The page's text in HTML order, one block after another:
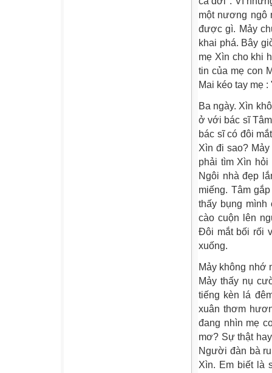
một nương ngô
được gì. Mảy
khai phá. Bây
mẹ Xìn cho khi
tin của mẹ con
Mai kéo tay mẹ
Ba ngày. Xìn
ở với bác sĩ
bác sĩ có đôi
Xìn đi sao?
phải tìm Xìn
Ngôi nhà đẹp
miếng. Tâm
thấy bụng
cào cuộn lên
Đôi mắt bối rối
xuống.
Mảy không nhớ
Mảy thấy nụ
tiếng kèn lá
xuân thơm
đang nhìn mẹ
mơ? Sự thật
Người đàn bà
Xìn. Em biết là